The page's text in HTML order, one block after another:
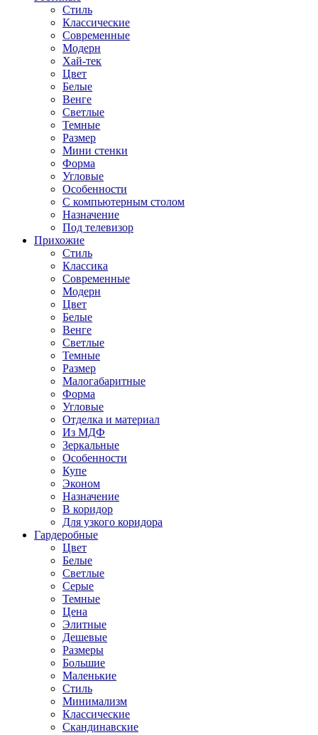
Стиль
Классические
Современные
Модерн
Хай-тек
Цвет
Белые
Венге
Светлые
Темные
Размер
Мини стенки
Форма
Угловые
Особенности
С компьютерным столом
Назначение
Под телевизор
Прихожие
Стиль
Классика
Современные
Модерн
Цвет
Белые
Венге
Светлые
Темные
Размер
Малогабаритные
Форма
Угловые
Отделка и материал
Из МДФ
Зеркальные
Особенности
Купе
Эконом
Назначение
В коридор
Для узкого коридора
Гардеробные
Цвет
Белые
Светлые
Серые
Темные
Цена
Элитные
Дешевые
Размеры
Большие
Маленькие
Стиль
Минимализм
Классические
Скандинавские